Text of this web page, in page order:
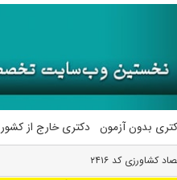
بدون آزمون دکتری خارج از کشور